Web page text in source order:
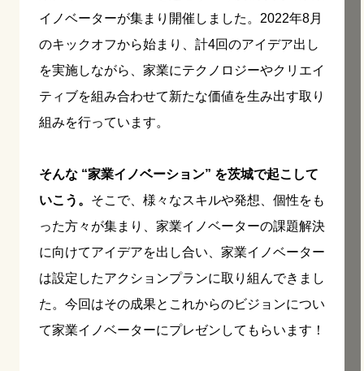
イノベーターが集まり開催しました。2022年8月
のキックオフから始まり、計4回のアイデア出し
を実施しながら、家業にテクノロジーやクリエイ
ティブを組み合わせて新たな価値を生み出す取り
組みを行っています。
そんな “家業イノベーション” を茨城で起こして
いこう。 そこで、様々なスキルや発想、個性をも
った方々が集まり、家業イノベーターの課題解決
に向けてアイデアを出し合い、家業イノベーター
は設定したアクションプランに取り組んできまし
た。今回はその成果とこれからのビジョンについ
て家業イノベーターにプレゼンしてもらいます！